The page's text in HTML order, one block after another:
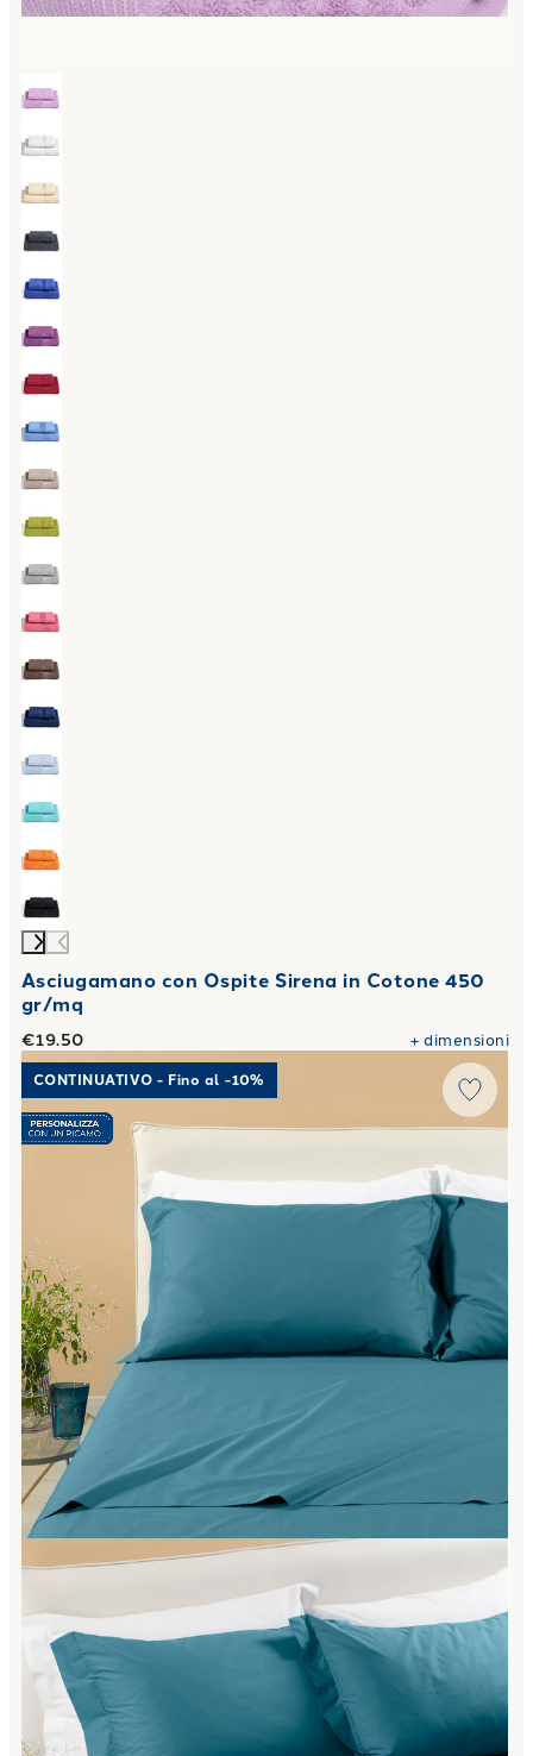
Asciugamano con Ospite Sirena in Cotone 450
gr/mq
€19.50 +dimensioni
Link to "Completo Lenzuola Matrimoniale Percalle tinta
CONTINUATIVO - Fino al -10%